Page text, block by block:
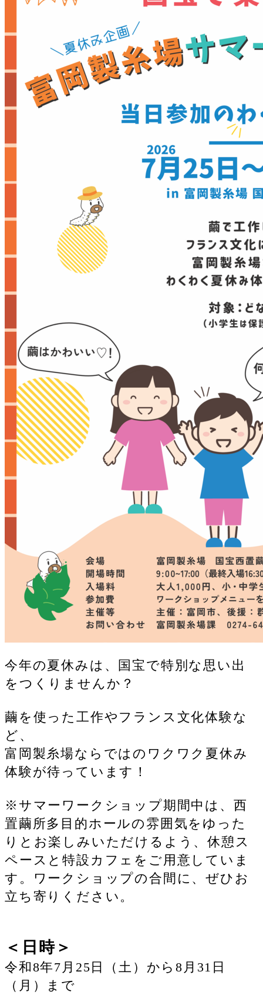
今年の夏休みは、国宝で特別な思い出
をつくりませんか？
繭を使った工作やフランス文化体験な
ど、
富岡製糸場ならではのワクワク夏休み
体験が待っています！
※サマーワークショップ期間中は、西
置繭所多目的ホールの雰囲気をゆった
りとお楽しみいただけるよう、休憩ス
ペースと特設カフェをご用意していま
す。ワークショップの合間に、ぜひお
立ち寄りください。
＜日時＞
令和8年7月25日（土）から8月31日
（月）まで